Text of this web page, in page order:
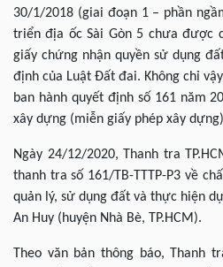
30/1/2018 (giai đoạn 1 – phần
triển địa ốc Sài Gòn 5 chưa được
giấy chứng nhận quyền sử dụng
định của Luật Đất đai. Không chỉ
ban hành quyết định số 161 năm
xây dựng (miễn giấy phép xây
Ngày 24/12/2020, Thanh tra
thanh tra số 161/TB-TTTP-P3 về
quản lý, sử dụng đất và thực hiện
An Huy (huyện Nhà Bè, TP.HCM).
Theo văn bản thông báo, Thanh